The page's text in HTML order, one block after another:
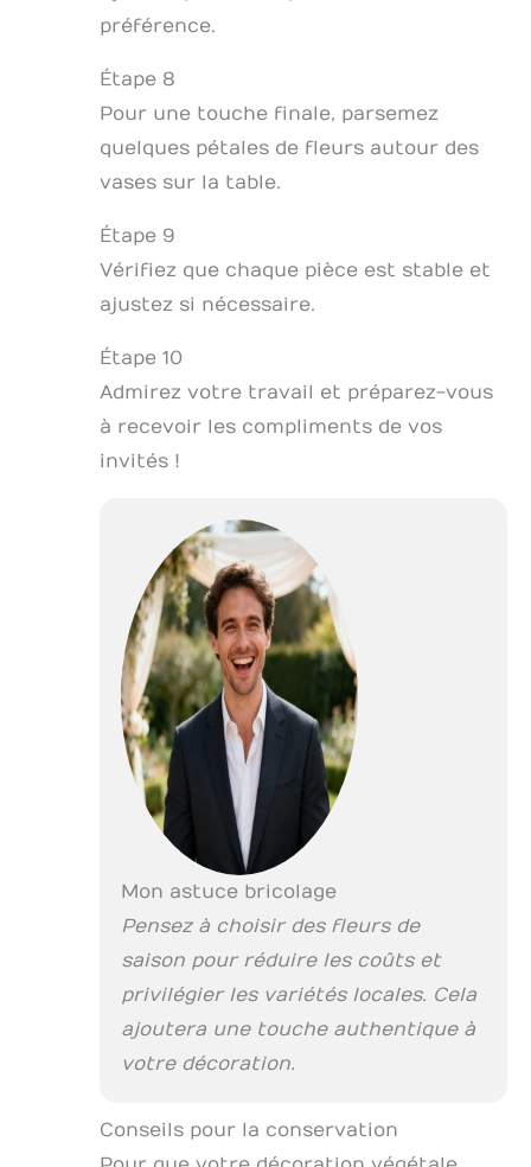
préférence.
Étape 8
Pour une touche finale, parsemez
quelques pétales de fleurs autour des
vases sur la table.
Étape 9
Vérifiez que chaque pièce est stable et
ajustez si nécessaire.
Étape 10
Admirez votre travail et préparez-vous
à recevoir les compliments de vos
invités !
Mon astuce bricolage
Pensez à choisir des fleurs de
saison pour réduire les coûts et
privilégier les variétés locales. Cela
ajoutera une touche authentique à
votre décoration.
Conseils pour la conservation